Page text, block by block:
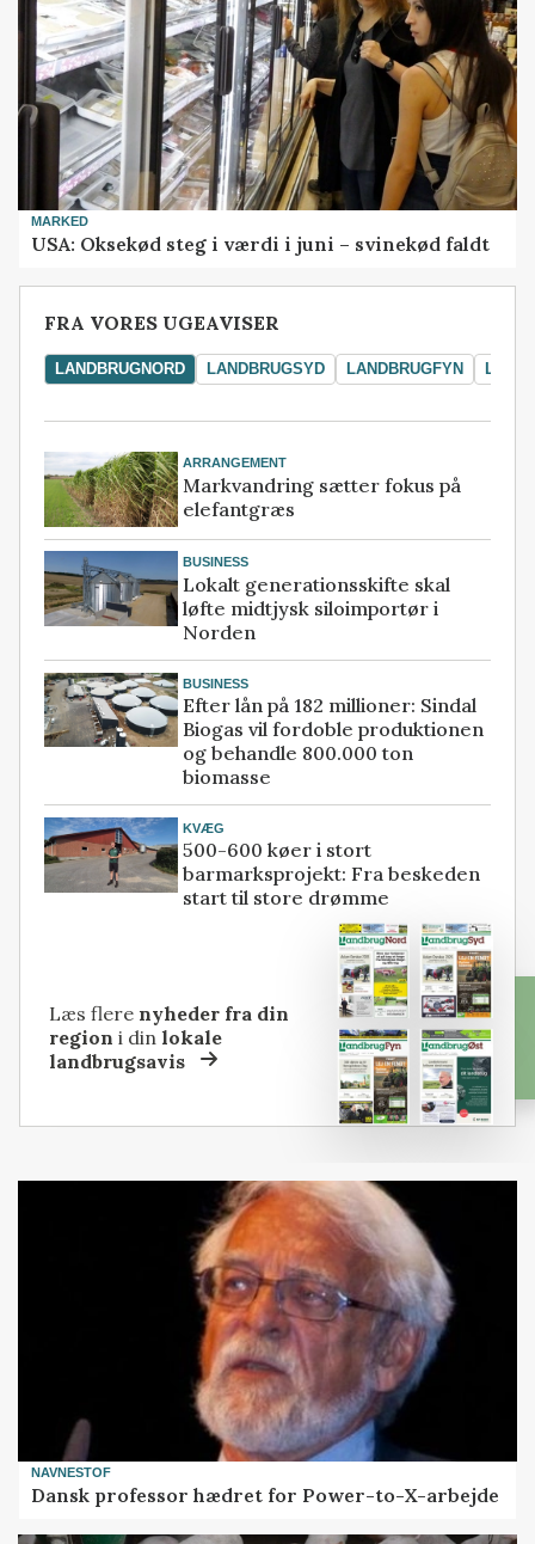
MARKED
USA: Oksekød steg i værdi i juni – svinekød faldt
FRA VORES UGEAVISER
LANDBRUGNORD LANDBRUGSYD LANDBRUGFYN
ARRANGEMENT
Markvandring sætter fokus på
elefantgræs
BUSINESS
Lokalt generationsskifte skal
løfte midtjysk siloimportør i
Norden
BUSINESS
Efter lån på 182 millioner: Sindal
Biogas vil fordoble produktionen
og behandle 800.000 ton
biomasse
KVÆG
500-600 køer i stort
barmarksprojekt: Fra beskeden
start til store drømme
Læs flere nyheder fra din
region i dinlokale
landbrugsavis
NAVNESTOF
Dansk professor hædret for Power-to-X-arbejde